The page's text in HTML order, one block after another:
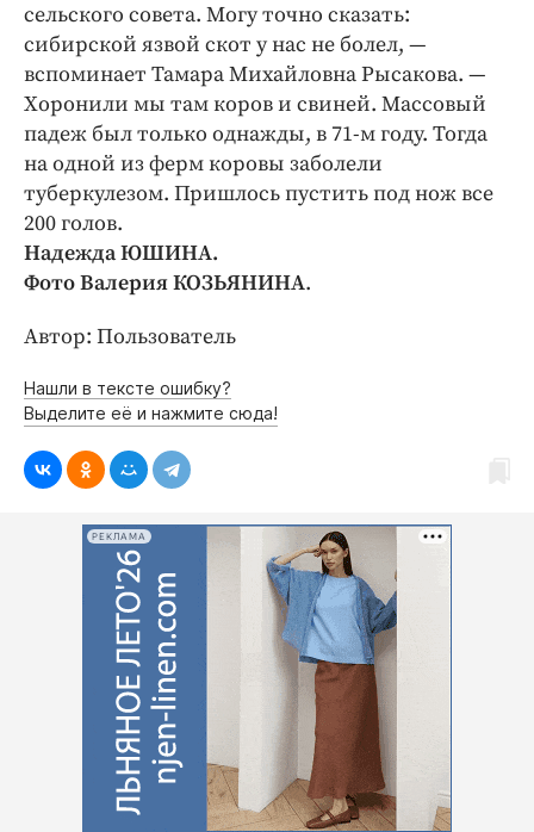
сельского совета. Могу точно сказать:
сибирской язвой скот у нас не болел, —
вспоминает Тамара Михайловна Рысакова. —
Хоронили мы там коров и свиней. Массовый
падеж был только однажды, в 71-м году. Тогда
на одной из ферм коровы заболели
туберкулезом. Пришлось пустить под нож все
200 голов.
Надежда ЮШИНА.
Фото Валерия КОЗЬЯНИНА.
Автор: Пользователь
Нашли в тексте ошибку?
Выделите её и нажмите сюда!
РЕКЛАМА